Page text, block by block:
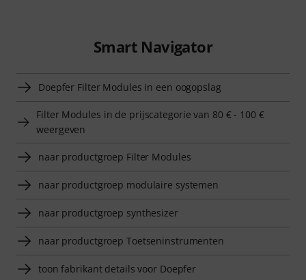
Smart Navigator
Doepfer Filter Modules in een oogopslag
Filter Modules in de prijscategorie van 80 € - 100 €
weergeven
naar productgroep Filter Modules
naar productgroep modulaire systemen
naar productgroep synthesizer
naar productgroep Toetseninstrumenten
toon fabrikant details voor Doepfer